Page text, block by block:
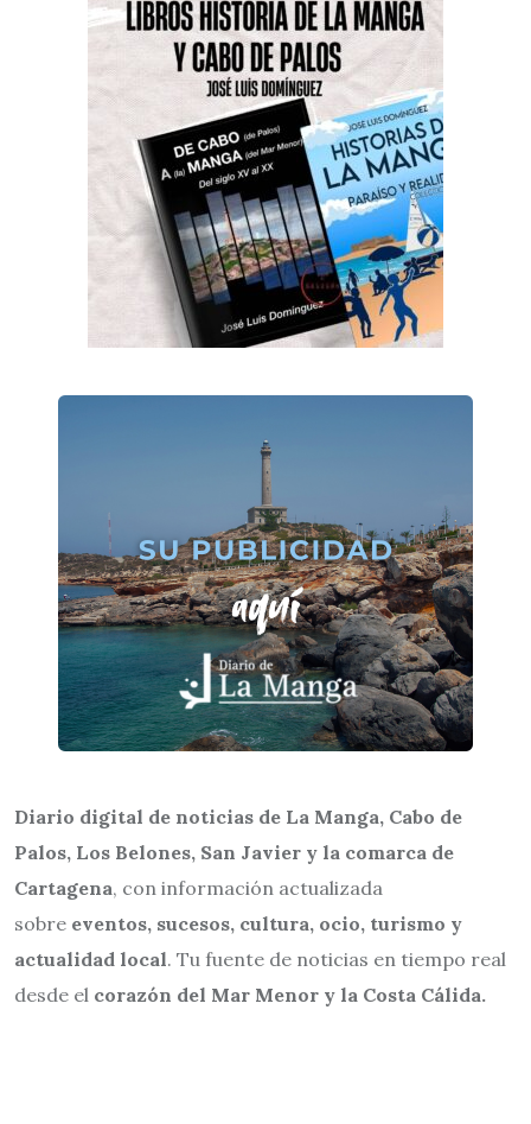
Diario digital de noticias de La Manga, Cabo de
Palos, Los Belones, San Javier y la comarca de
Cartagena, con información actualizada
sobre eventos, sucesos, cultura, ocio, turismo y
actualidad local. Tu fuente de noticias en tiempo real
desde el corazón del Mar Menor y la Costa Cálida.